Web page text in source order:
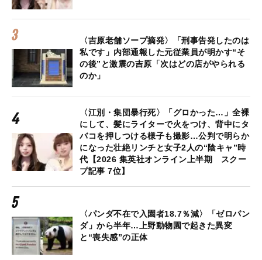
〈吉原老舗ソープ摘発〉「刑事告発したのは
私です」内部通報した元従業員が明かす“そ
の後”と激震の吉原「次はどの店がやられる
のか」
〈江別・集団暴行死〉「グロかった…」全裸
にして、髪にライターで火をつけ、背中にタ
バコを押しつける様子も撮影…公判で明らか
になった壮絶リンチと女子2人の“陰キャ”時
代【2026 集英社オンライン上半期 スクー
プ記事 7位】
〈パンダ不在で入園者18.7％減〉「ゼロパン
ダ」から半年…上野動物園で起きた異変
と“喪失感”の正体